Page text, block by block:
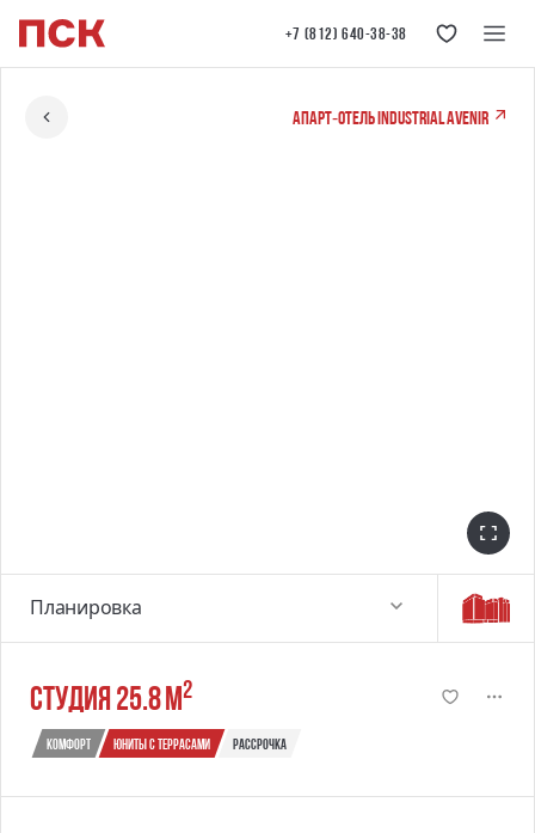
+7 (812) 640-38-38
студия 25.8 м2
Комфорт юниты с террасами Рассрочка
Апарт‐отель Industrial AVENIR
Планировка